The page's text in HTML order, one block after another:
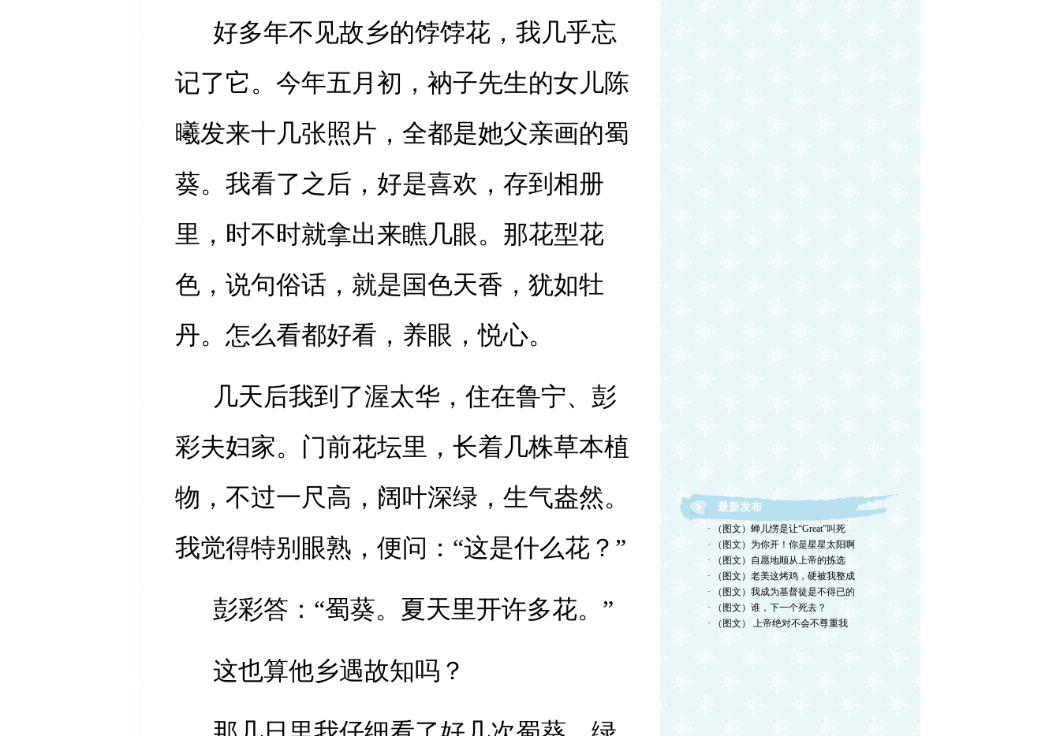
好多年不见故乡的饽饽花，我几乎忘
记了它。今年五月初，衲子先生的女儿陈
曦发来十几张照片，全都是她父亲画的蜀
葵。我看了之后，好是喜欢，存到相册
里，时不时就拿出来瞧几眼。那花型花
色，说句俗话，就是国色天香，犹如牡
丹。怎么看都好看，养眼，悦心。
几天后我到了渥太华，住在鲁宁、彭
彩夫妇家。门前花坛里，长着几株草本植
物，不过一尺高，阔叶深绿，生气盎然。
我觉得特别眼熟，便问：“这是什么花？”
彭彩答：“蜀葵。夏天里开许多花。”
这也算他乡遇故知吗？
最新发布
· （图文）蝉儿愣是让“Great”叫死
· （图文）为你开！你是星星太阳啊
· （图文）自愿地顺从上帝的拣选
· （图文）老美这烤鸡，硬被我整成
· （图文）我成为基督徒是不得已的
· （图文）谁，下一个死去？
· （图文） 上帝绝对不会不尊重我